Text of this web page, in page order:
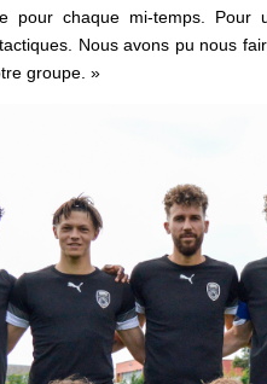
pour chaque mi-temps.
Nous avons pu nous
groupe. »